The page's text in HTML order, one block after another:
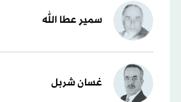
سمير عطا الله
غسان شربل